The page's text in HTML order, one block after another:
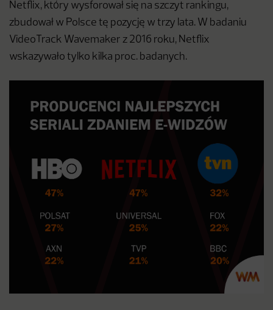
Netflix, który wysforował się na szczyt rankingu,
zbudował w Polsce tę pozycję w trzy lata. W badaniu
VideoTrack Wavemaker z 2016 roku, Netflix
wskazywało tylko kilka proc. badanych.